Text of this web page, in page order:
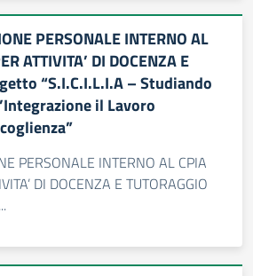
PERSONALE INTERNO AL
ATTIVITA’ DI DOCENZA E
“S.I.C.I.L.I.A – Studiando
il Lavoro
PERSONALE INTERNO AL CPIA
DI DOCENZA E TUTORAGGIO